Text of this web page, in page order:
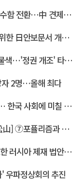
전환…中 견제 강화
안보문서 개정 윤곽
…'정권 개조' 타진"
자 2명…올해 최다
사회에 미칠 파장은
주의를 어떻게 무너뜨리는가
시아 제재 법안 통과
우파정상회의 추진